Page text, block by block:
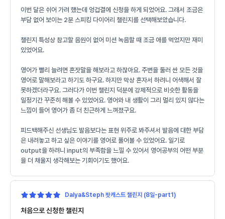
이번 달은 쉬어 가려 했는데 엉겁결에 신청을 하게 되었어요. 그래서 조금은
부담 없어 보이는 2분 스피킹 다이어리 챌린지를 선택해보았습니다.
챌린지 특성상 참고할 음원이 없어 미션 녹음할 때 조금 애를 먹었지만 재미
있었어요.
영어가 빨리 늘려면 혼잣말을 해보라고 하잖아요. 주변을 둘러 싼 모든 것을
영어로 말해보라고 하기도 하구요. 하지만 막상 혼자서 하려니 어색해서 잘
못하겠더라구요. 그러다가 이번 챌린지 덕분에 강제적으로 비슷한 활동을
일정기간 꾸준히 해볼 수 있었어요. 영어와 내 생활이 그리 멀리 있지 않다는
느낌이 들어 영어가 좀 더 친근하게 느껴졌구요.
피드백해주신 선생님도 발음보다는 표현 위주로 봐주셔서 발음에 대한 부담
은 내려놓고 하고 싶은 이야기를 영어로 풀어볼 수 있었어요. 일기로
output을 하려니 input의 부족함을 느낄 수 있어서 영어공부의 어떤 부분
을 더 채울지 생각해보는 기회이기도 했어요.
Dalya&Steph 팟캐스트 챌린지 (8일-part1)
처음으로 신청한 챌린지